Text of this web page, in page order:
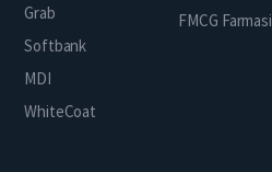
Grab
Softbank
MDI
WhiteCoat
FMCG Farmasi